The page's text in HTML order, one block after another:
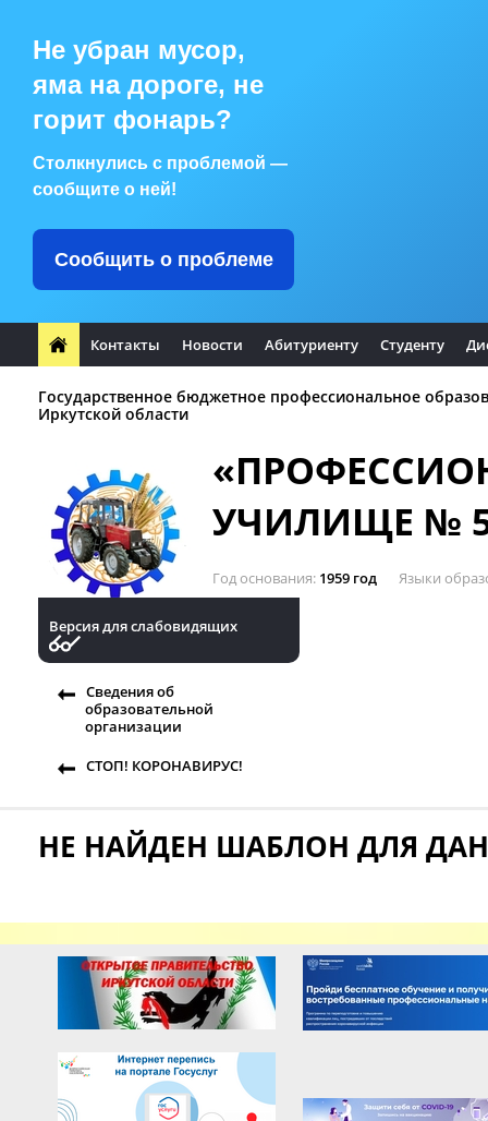
Не убран мусор,
яма на дороге, не
горит фонарь?
Столкнулись с проблемой —
сообщите о ней!
Сообщить о проблеме
Контакты Новости Абитуриенту Студенту
Государственное бюджетное профессиональное
Иркутской области
УЧИЛИЩЕ №
Год основания 1959 год Языки
Версия для слабовидящих
Сведения об
образовательной
организации
СТОП! КОРОНАВИРУС!
НЕ НАЙДЕН ШАБЛОН ДЛЯ